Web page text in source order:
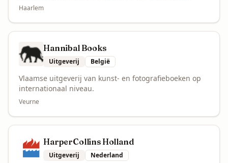
Haarlem
Hannibal Books
Uitgeverij België
Vlaamse uitgeverij van kunst- en fotografieboeken op
internationaal niveau.
Veurne
HarperCollins Holland
Uitgeverij Nederland